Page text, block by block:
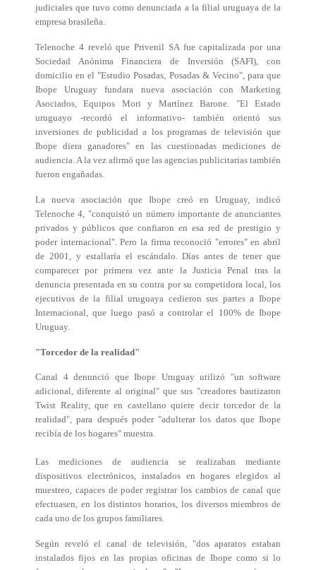
judiciales que tuvo como denunciada a la filial uruguaya de la
empresa brasileña.
Telenoche 4 reveló que Privenil SA fue capitalizada por una
Sociedad Anónima Financiera de Inversión (SAFI), con
domicilio en el "Estudio Posadas, Posadas & Vecino", para que
Ibope Uruguay fundara nueva asociación con Marketing
Asociados, Equipos Mori y Martínez Barone. "El Estado
uruguayo -recordó el informativo- también orientó sus
inversiones de publicidad a los programas de televisión que
Ibope diera ganadores" en las cuestionadas mediciones de
audiencia. A la vez afirmó que las agencias publicitarias también
fueron engañadas.
La nueva asociación que Ibope creó en Uruguay, indicó
Telenoche 4, "conquistó un número importante de anunciantes
privados y públicos que confiaron en esa red de prestigio y
poder internacional". Pero la firma reconoció "errores" en abril
de 2001, y estallaría el escándalo. Días antes de tener que
comparecer por primera vez ante la Justicia Penal tras la
denuncia presentada en su contra por su competidora local, los
ejecutivos de la filial uruguaya cedieron sus partes a Ibope
Internacional, que luego pasó a controlar el 100% de Ibope
Uruguay.
"Torcedor de la realidad"
Canal 4 denunció que Ibope Uruguay utilizó "un software
adicional, diferente al original" que sus "creadores bautizaron
Twist Reality, que en castellano quiere decir torcedor de la
realidad", para después poder "adulterar los datos que Ibope
recibía de los hogares" muestra.
Las mediciones de audiencia se realizaban mediante
dispositivos electrónicos, instalados en hogares elegidos al
muestreo, capaces de poder registrar los cambios de canal que
efectuasen, en los distintos horarios, los diversos miembros de
cada uno de los grupos familiares.
Según reveló el canal de televisión, "dos aparatos estaban
instalados fijos en las propias oficinas de Ibope como si lo